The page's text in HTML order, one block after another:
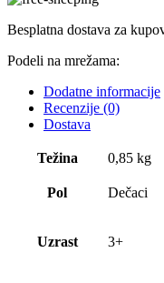
Besplatna dostava za
Podeli na mrežama:
Dodatne informacije
Recenzije (0)
Dostava
Težina 0,85 kg
Pol Dečaci
Uzrast 3+